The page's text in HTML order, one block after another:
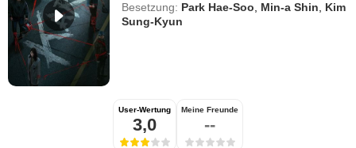
Besetzung: Park Hae-Soo Min-a Shin
Kim
Sung-Kyun
User-Wertung
3,0
Meine Freunde
--